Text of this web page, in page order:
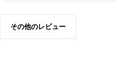
その他のレビュー